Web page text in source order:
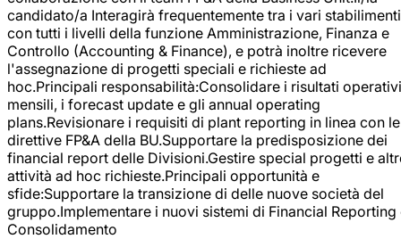
candidato/a Interagirà frequentemente tra i vari stabilimenti
con tutti i livelli della funzione Amministrazione, Finanza e
Controllo (Accounting & Finance), e potrà inoltre ricevere
l'assegnazione di progetti speciali e richieste ad
hoc.Principali responsabilità:Consolidare i risultati operativi
mensili, i forecast update e gli annual operating
plans.Revisionare i requisiti di plant reporting in linea con le
direttive FP&A della BU.Supportare la predisposizione dei
financial report delle Divisioni.Gestire special progetti e
attività ad hoc richieste.Principali opportunità e
sfide:Supportare la transizione di delle nuove società del
gruppo.Implementare i nuovi sistemi di Financial Reporting
Consolidamento